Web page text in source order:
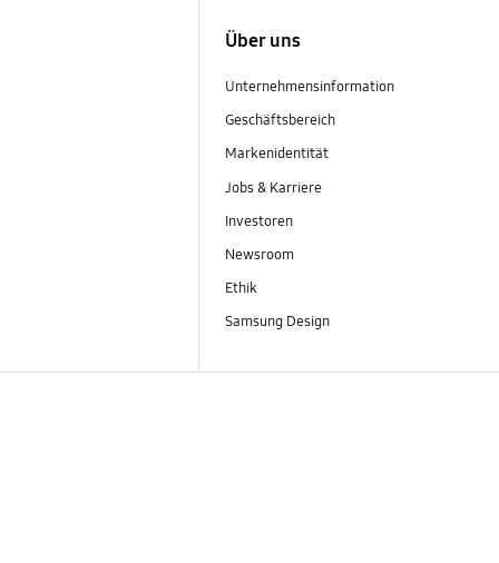
Über uns
Unternehmensinformation
Geschäftsbereich
Markenidentität
Jobs & Karriere
Investoren
Newsroom
Ethik
Samsung Design